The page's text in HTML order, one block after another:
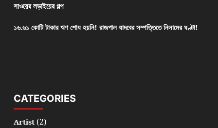
সাওয়ের লড়াইয়ের গল্প
১৬.৬১ কোটি টাকার ঋণ শোধ হয়নি! রাজপাল যাদবের সম্পত্তিতে নিলামের ঘণ্টা!
CATEGORIES
Artist(2)